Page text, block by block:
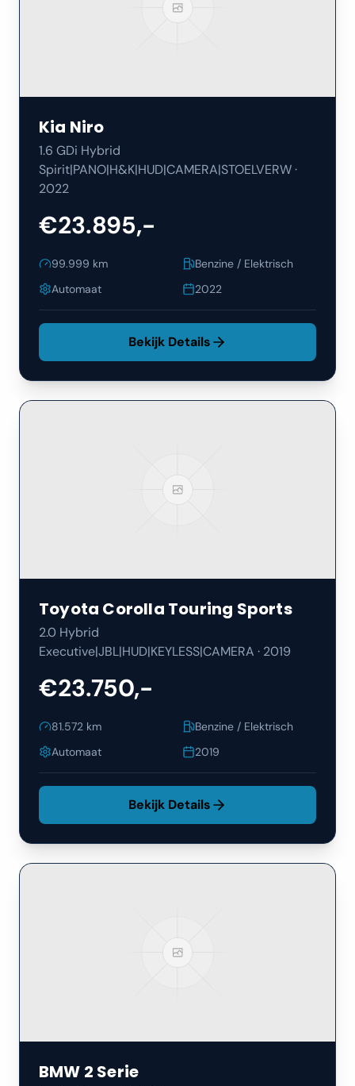
Kia Niro
1.6 GDi Hybrid
Spirit|PANO|H&K|HUD|CAMERA|STOELVERW·
2022
€23.895,-
99.999 km
Benzine / Elektrisch
Automaat
2022
Bekijk Details
Toyota Corolla Touring Sports
2.0 Hybrid
Executive|JBL|HUD|KEYLESS|CAMERA · 2019
€23.750,-
81.572 km
Benzine / Elektrisch
Automaat
2019
Bekijk Details
BMW 2 Serie